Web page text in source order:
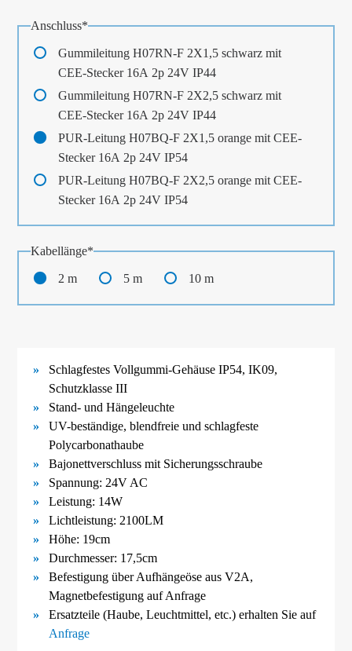
Pflichtfeld
Anschluss*
Gummileitung H07RN-F 2X1,5 schwarz mit
CEE-Stecker 16A 2p 24V IP44
Gummileitung H07RN-F 2X2,5 schwarz mit
CEE-Stecker 16A 2p 24V IP44
PUR-Leitung H07BQ-F 2X1,5 orange mit CEE-
Stecker 16A 2p 24V IP54
PUR-Leitung H07BQ-F 2X2,5 orange mit CEE-
Stecker 16A 2p 24V IP54
Pflichtfeld
Kabellänge*
2 m 5 m 10 m
Schlagfestes Vollgummi-Gehäuse IP54, IK09,
Schutzklasse III
Stand- und Hängeleuchte
UV-beständige, blendfreie und schlagfeste
Polycarbonathaube
Bajonettverschluss mit Sicherungsschraube
Spannung: 24V AC
Leistung: 14W
Lichtleistung: 2100LM
Höhe: 19cm
Durchmesser: 17,5cm
Befestigung über Aufhängeöse aus V2A,
Magnetbefestigung auf Anfrage
Ersatzteile (Haube, Leuchtmittel, etc.) erhalten Sie auf
Anfrage